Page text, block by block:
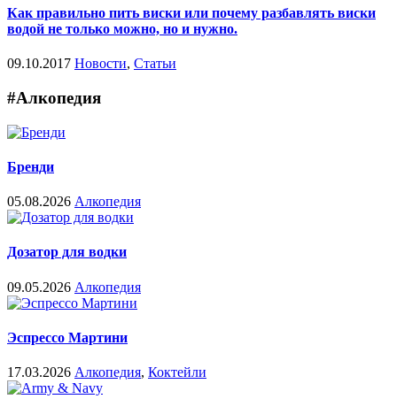
Как правильно пить виски или почему разбавлять виски
водой не только можно, но и нужно.
09.10.2017 Новости, Статьи
#Алкопедия
Бренди
05.08.2026 Алкопедия
Дозатор для водки
09.05.2026 Алкопедия
Эспрессо Мартини
17.03.2026 Алкопедия, Коктейли